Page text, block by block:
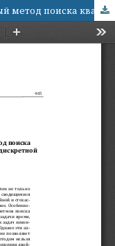
Теоретический подход и численный метод поиска квазиоптимального решения нелинейной дискретной задачи большой размерности